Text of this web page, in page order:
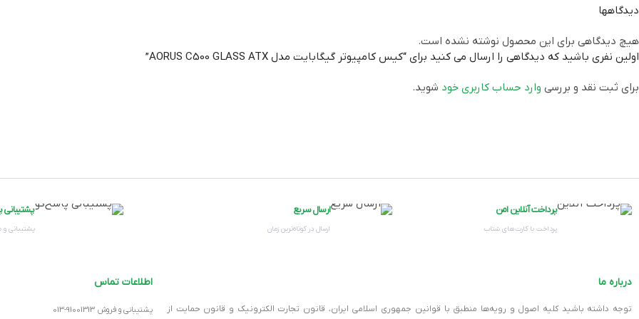
پورت USB TYPE-C
پورت میکروفون
جایگاه اسلات توسعه 8 عدد
دیدگاهها
هیچ دیدگاهی برای این محصول نوشته نشده است.
اولین نفری باشید که دیدگاهی را ارسال می کنید برای “کیس کامپیوتر گیگابایت مدل AORUS C500 GLASS ATX”
برای ثبت نقد و بررسی وارد حساب کاربری خود شوید.
پرداخت آنلاین امن
پرداخت با کارت‌های شتاب
ارسال سریع
ارسال در کوتاه‌ترین زمان
پشتیبانی
پشتیبانی
درباره ما
توجه داشته باشید کلیه اصول و رویه‏‌ها منطبق با قوانین جمهوری اسلامی ایران، قانون تجارت الکترونیک و قانون حمایت از
اطلاعات تماس
پشتیبانی و فروش 91001313-013